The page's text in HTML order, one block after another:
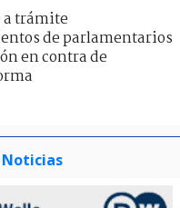
a trámite
de parlamentarios
en contra de
Noticias